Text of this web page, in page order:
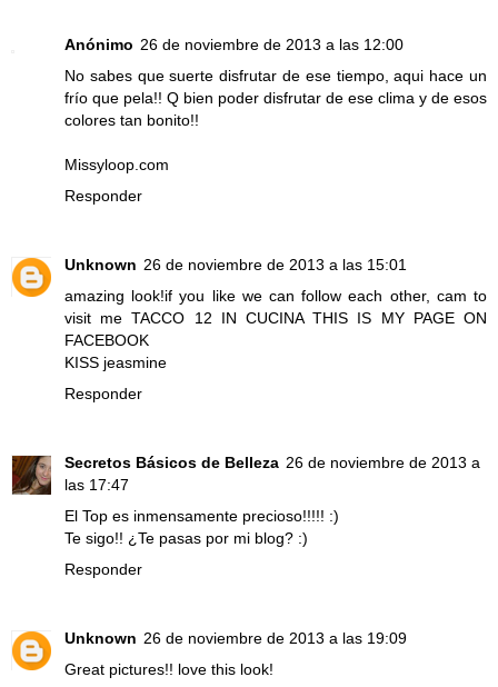
Anónimo 26 de noviembre de 2013 a las 12:00
No sabes que suerte disfrutar de ese tiempo, aqui hace un
frío que pela!! Q bien poder disfrutar de ese clima y de esos
colores tan bonito!!
Missyloop.com
Responder
Unknown 26 de noviembre de 2013 a las 15:01
amazing look!if you like we can follow each other, cam to
visit meTACCO 12 IN CUCINATHIS IS MY PAGE ON
FACEBOOK
KISS jeasmine
Responder
Secretos Básicos de Belleza 26 de noviembre de 2013 a
las 17:47
El Top es inmensamente precioso!!!!! :)
Te sigo!! ¿Te pasas por mi blog? :)
Responder
Unknown 26 de noviembre de 2013 a las 19:09
Great pictures!! love this look!